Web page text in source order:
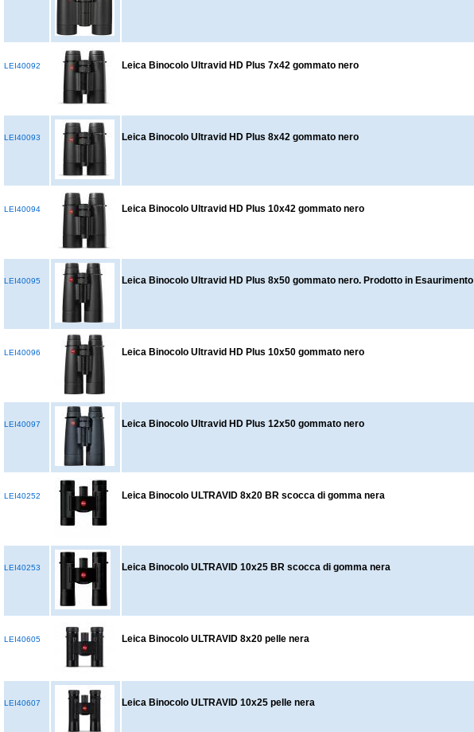
LEI40092 Leica Binocolo Ultravid HD Plus 7x42 gommato nero
LEI40093 Leica Binocolo Ultravid HD Plus 8x42 gommato nero
LEI40094 Leica Binocolo Ultravid HD Plus 10x42 gommato nero
LEI40095 Leica Binocolo Ultravid HD Plus 8x50 gommato nero. Prodotto in Esaurimento
LEI40096 Leica Binocolo Ultravid HD Plus 10x50 gommato nero
LEI40097 Leica Binocolo Ultravid HD Plus 12x50 gommato nero
LEI40252 Leica Binocolo ULTRAVID 8x20 BR scocca di gomma nera
LEI40253 Leica Binocolo ULTRAVID 10x25 BR scocca di gomma nera
LEI40605 Leica Binocolo ULTRAVID 8x20 pelle nera
LEI40607 Leica Binocolo ULTRAVID 10x25 pelle nera